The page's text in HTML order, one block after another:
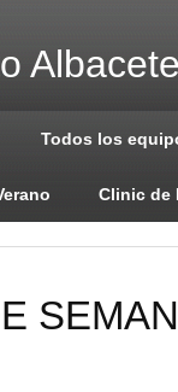
Todos los
Clinic de